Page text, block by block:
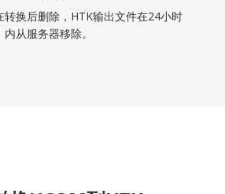
转换后删除，HTK输出文件在24小时
内从服务器移除。